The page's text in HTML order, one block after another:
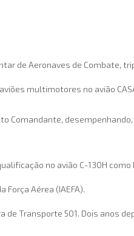
de Aeronaves de Combate,
multimotores no avião
Comandante,
no avião C-130H
Aérea (IAEFA).
Transporte 501. Dois anos